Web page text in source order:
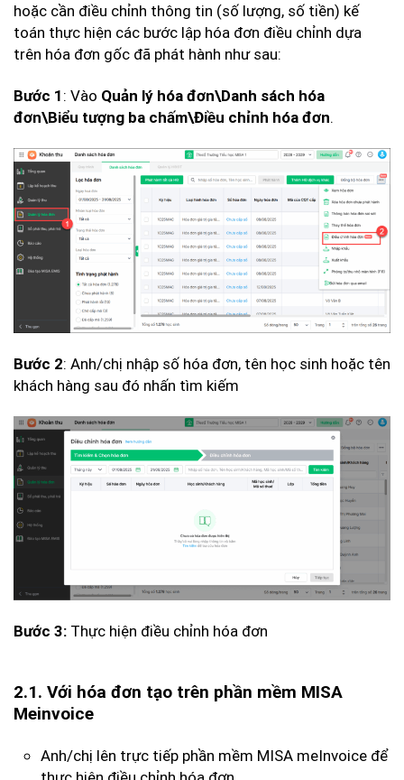
hoặc cần điều chỉnh thông tin (số lượng, số tiền) kế
toán thực hiện các bước lập hóa đơn điều chỉnh dựa
trên hóa đơn gốc đã phát hành như sau:
Bước 1 : Vào Quản lý hóa đơn\Danh sách hóa
đơn\Biểu tượng ba chấm\Điều chỉnh hóa đơn.
Bước 2: Anh/chị nhập số hóa đơn, tên học sinh hoặc tên
khách hàng sau đó nhấn tìm kiếm
Bước 3: Thực hiện điều chỉnh hóa đơn
2.1. Với hóa đơn tạo trên phần mềm MISA
Meinvoice
Anh/chị lên trực tiếp phần mềm MISA meInvoice để